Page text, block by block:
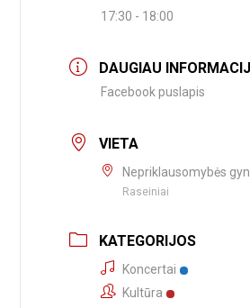
17:30 - 18:00
DAUGIAU
Facebook puslapis
VIETA
Nepriklausomybės
Raseiniai
KATEGORIJOS
Koncertai
Kultūra